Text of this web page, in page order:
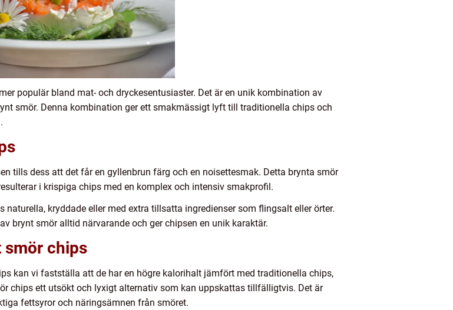
populär bland mat- och dryckesentusiaster. Det är en unik kombination av
smör. Denna kombination ger ett smakmässigt lyft till traditionella chips och
tills dess att det får en gyllenbrun färg och en noisettesmak. Detta brynta smör
i krispiga chips med en komplex och intensiv smakprofil.
kryddade eller med extra tillsatta ingredienser som flingsalt eller örter.
brynt smör alltid närvarande och ger chipsen en unik karaktär.
smör chips
kan vi fastställa att de har en högre kalorihalt jämfört med traditionella chips,
chips ett utsökt och lyxigt alternativ som kan uppskattas tillfälligtvis. Det är
fettsyror och näringsämnen från smöret.